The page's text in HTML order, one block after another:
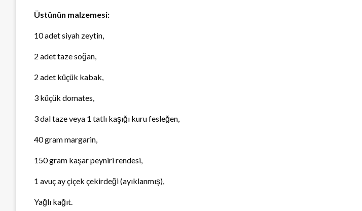
Üstünün malzemesi:
10 adet siyah zeytin,
2 adet taze soğan,
2 adet küçük kabak,
3 küçük domates,
3 dal taze veya 1 tatlı kaşığı kuru fesleğen,
40 gram margarin,
150 gram kaşar peyniri rendesi,
1 avuç ay çiçek çekirdeği (ayıklanmış),
Yağlı kağıt.